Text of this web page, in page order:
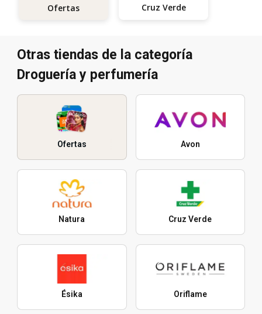
Ofertas Cruz Verde
Otras tiendas de la categoría
Droguería y perfumería
Ofertas Avon
Natura Cruz Verde
Ésika Oriflame